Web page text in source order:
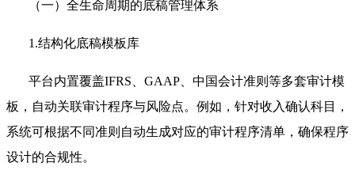
（一）全生命周期的底稿管理体系
1.结构化底稿模板库
平台内置覆盖IFRS、GAAP、中国会计准则等多套审计模
板，自动关联审计程序与风险点。例如，针对收入确认科目，
系统可根据不同准则自动生成对应的审计程序清单，确保程序
设计的合规性。